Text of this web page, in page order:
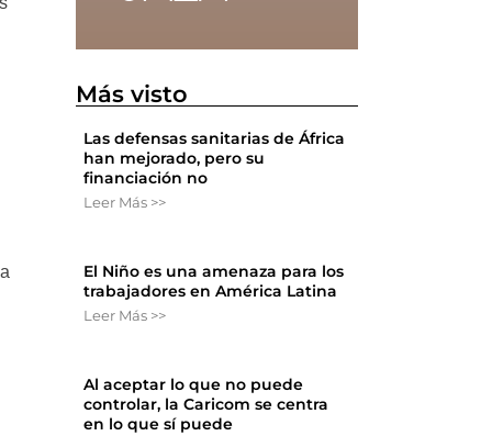
Más visto
Las defensas sanitarias de África
han mejorado, pero su
financiación no
Leer Más >>
El Niño es una amenaza para los
trabajadores en América Latina
Leer Más >>
Al aceptar lo que no puede
controlar, la Caricom se centra
en lo que sí puede